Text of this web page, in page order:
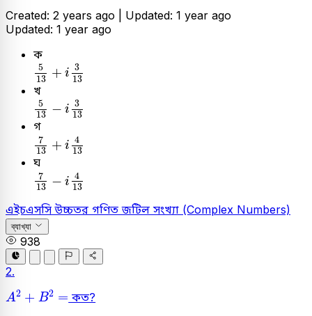
Created: 2 years ago | Updated: 1 year ago
Updated: 1 year ago
ক
5
13 + i 3
13
513 i313
খ
5
13 − i 3
13
513 3 13
গ
7
13 + i 4
13
713 413
ঘ
7
13 − i 4
13
713 4 13
এইচএসসিউচ্চতর গণিতজটিল সংখ্যা (Complex Numbers)
ব্যাখ্যা
938
2.
A2 + B2 =
A2 + B2=
কত?